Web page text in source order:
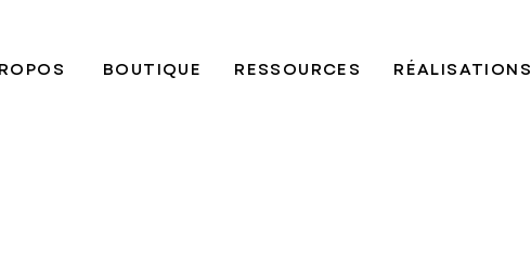
BOUTIQUE RESSOURCES RÉALISATIONS